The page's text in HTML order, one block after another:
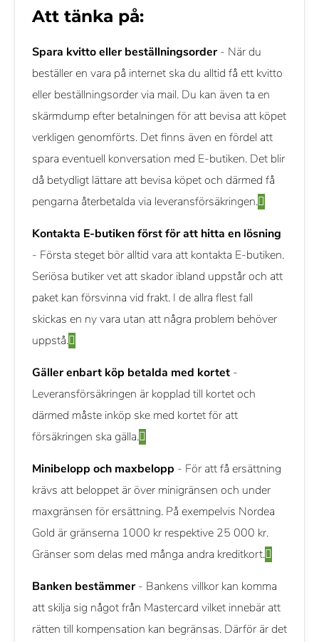
Att tänka på:
Spara kvitto eller beställningsorder- När du
beställer en vara på internet ska du alltid få ett kvitto
eller beställningsorder via mail. Du kan även ta en
skärmdump efter betalningen för att bevisa att köpet
verkligen genomförts. Det finns även en fördel att
spara eventuell konversation med E-butiken. Det blir
då betydligt lättare att bevisa köpet och därmed få
pengarna återbetalda via leveransförsäkringen.
Kontakta E-butiken först för att hitta en lösning
- Första steget bör alltid vara att kontakta E-butiken.
Seriösa butiker vet att skador ibland uppstår och att
paket kan försvinna vid frakt. I de allra flest fall
skickas en ny vara utan att några problem behöver
uppstå.
Gäller enbart köp betalda med kortet -
Leveransförsäkringen är kopplad till kortet och
därmed måste inköp ske med kortet för att
försäkringen ska gälla.
Minibelopp och maxbelopp - För att få ersättning
krävs att beloppet är över minigränsen och under
maxgränsen för ersättning. På exempelvis Nordea
Gold är gränserna 1000 kr respektive 25 000 kr.
Gränser som delas med många andra kreditkort.
Banken bestämmer- Bankens villkor kan komma
att skilja sig något från Mastercard vilket innebär att
rätten till kompensation kan begränsas. Därför är det